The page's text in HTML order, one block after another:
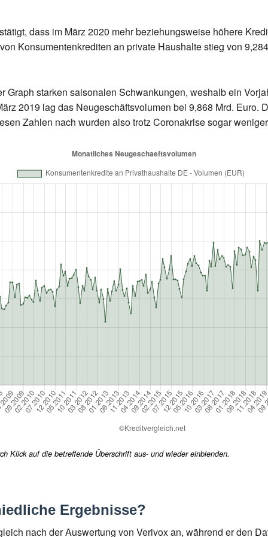
dass im März 2020 mehr beziehungsweise höhere
Konsumentenkrediten an private Haushalte stieg von
Graph starken saisonalen Schwankungen, weshalb ein
2019 lag das Neugeschäftsvolumen bei 9,868 Mrd. Euro.
Zahlen nach wurden also trotz Coronakrise sogar
Klick auf die betreffende Überschrift aus- und wieder einblenden.
Ergebnisse?
nach der Auswertung von Verivox an, während er den